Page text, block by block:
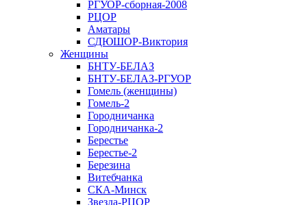
РГУОР-сборная-2008
РЦОР
Аматары
СДЮШОР-Виктория
Женщины
БНТУ-БЕЛАЗ
БНТУ-БЕЛАЗ-РГУОР
Гомель (женщины)
Гомель-2
Городничанка
Городничанка-2
Берестье
Берестье-2
Березина
Витебчанка
СКА-Минск
Звезда-РЦОР